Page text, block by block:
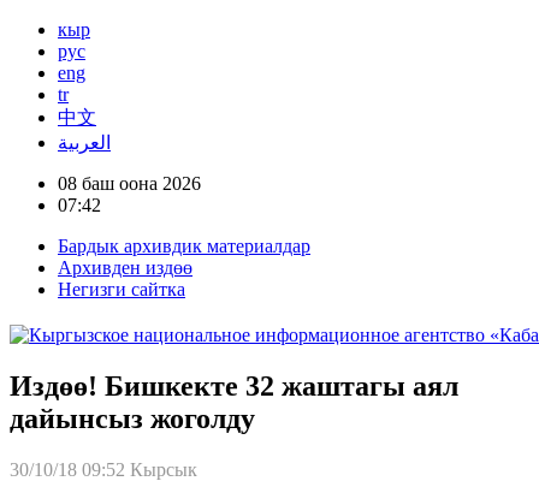
кыр
рус
eng
tr
中文
العربية
08 баш оона 2026
07:42
Бардык архивдик материалдар
Архивден издөө
Негизги сайтка
Издөө! Бишкекте 32 жаштагы аял
дайынсыз жоголду
30/10/18 09:52 Кырсык